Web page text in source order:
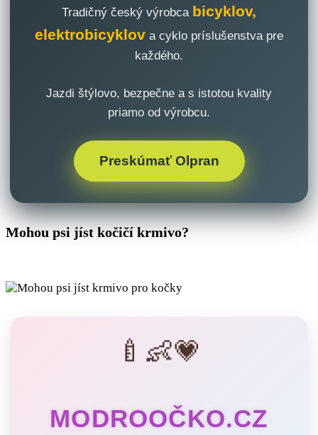
Tradičný český výrobca bicyklov,
elektrobicyklov a cyklo príslušenstva pre
každého.
Jazdi štýlovo, bezpečne a s istotou kvality
priamo od výrobcu.
Preskúmať Olpran
Mohou psi jíst kočičí krmivo?
🍼👶💗
MODROOČKO.CZ